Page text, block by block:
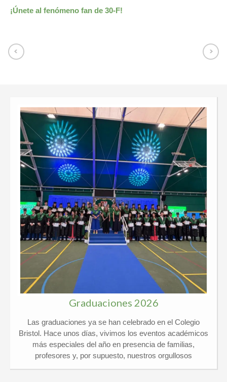
¡Únete al fenómeno fan de 30-F!
Graduaciones 2026
Las graduaciones ya se han celebrado en el Colegio
Bristol. Hace unos días, vivimos los eventos académicos
más especiales del año en presencia de familias,
profesores y, por supuesto, nuestros orgullosos